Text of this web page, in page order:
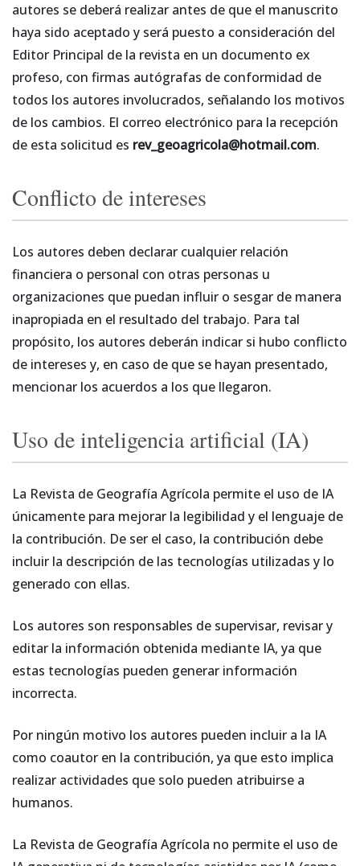
autores se deberá realizar antes de que el manuscrito
haya sido aceptado y será puesto a consideración del
Editor Principal de la revista en un documento ex
profeso, con firmas autógrafas de conformidad de
todos los autores involucrados, señalando los motivos
de los cambios. El correo electrónico para la recepción
de esta solicitud es rev_geoagricola@hotmail.com.
Conflicto de intereses
Los autores deben declarar cualquier relación
financiera o personal con otras personas u
organizaciones que puedan influir o sesgar de manera
inapropiada en el resultado del trabajo. Para tal
propósito, los autores deberán indicar si hubo conflicto
de intereses y, en caso de que se hayan presentado,
mencionar los acuerdos a los que llegaron.
Uso de inteligencia artificial (IA)
La Revista de Geografía Agrícola permite el uso de IA
únicamente para mejorar la legibilidad y el lenguaje de
la contribución. De ser el caso, la contribución debe
incluir la descripción de las tecnologías utilizadas y lo
generado con ellas.
Los autores son responsables de supervisar, revisar y
editar la información obtenida mediante IA, ya que
estas tecnologías pueden generar información
incorrecta.
Por ningún motivo los autores pueden incluir a la IA
como coautor en la contribución, ya que esto implica
realizar actividades que solo pueden atribuirse a
humanos.
La Revista de Geografía Agrícola no permite el uso de